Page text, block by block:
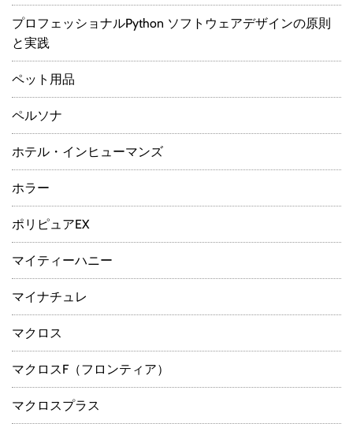
プロフェッショナルPython ソフトウェアデザインの原則
と実践
ペット用品
ペルソナ
ホテル・インヒューマンズ
ホラー
ポリピュアEX
マイティーハニー
マイナチュレ
マクロス
マクロスF（フロンティア）
マクロスプラス